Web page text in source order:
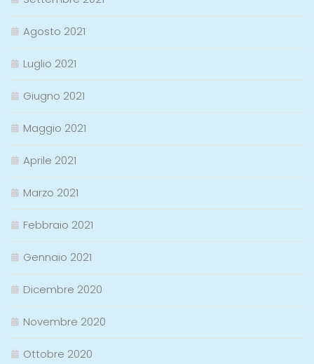
Agosto 2021
Luglio 2021
Giugno 2021
Maggio 2021
Aprile 2021
Marzo 2021
Febbraio 2021
Gennaio 2021
Dicembre 2020
Novembre 2020
Ottobre 2020